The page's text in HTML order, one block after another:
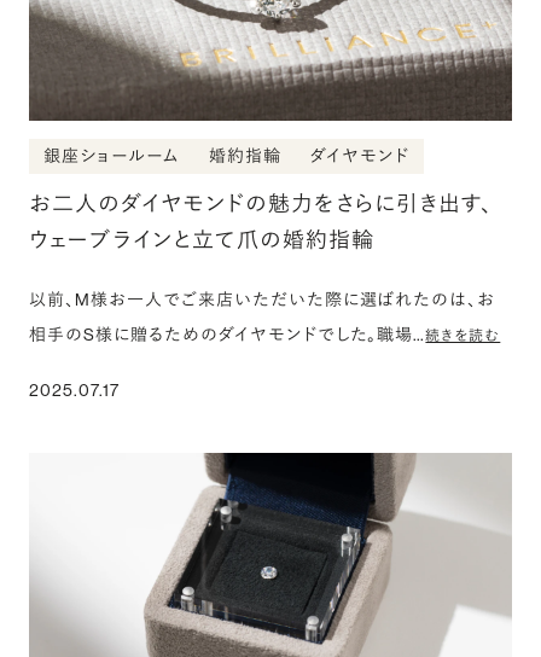
銀座ショールーム 婚約指輪 ダイヤモンド
お二人のダイヤモンドの魅力をさらに引き出す、
ウェーブラインと立て爪の婚約指輪
以前、M様お一人でご来店いただいた際に選ばれたのは、お
相手のS様に贈るためのダイヤモンドでした。職場…続きを読む
2025.07.17